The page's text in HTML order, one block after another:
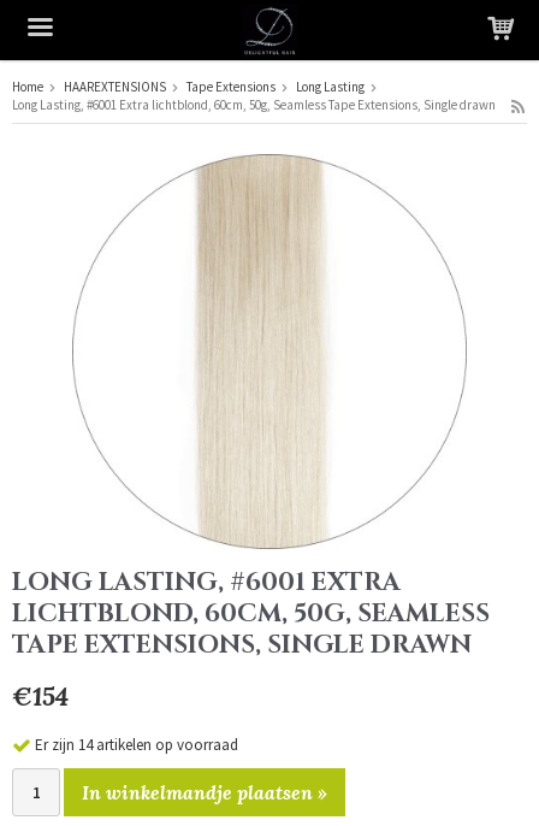
Het product is in je winkelmandje geplaatst
Home HAAREXTENSIONS Tape Extensions
Long Lasting
Long Lasting, #6001 Extra lichtblond, 60cm, 50g, Seamless Tape Extensions, Single drawn
LONG LASTING, #6001 EXTRA
LICHTBLOND, 60CM, 50G, SEAMLESS
TAPE EXTENSIONS, SINGLE DRAWN
€154
Er zijn 14 artikelen op voorraad
In winkelmandje plaatsen »